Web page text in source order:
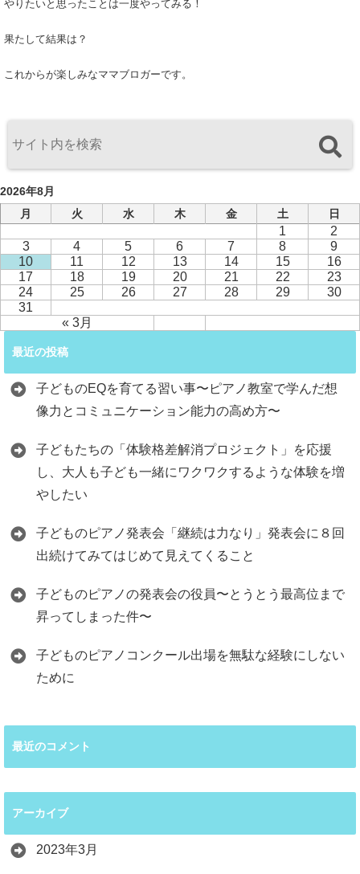
やりたいと思ったことは一度やってみる！
果たして結果は？
これからが楽しみなママブロガーです。
2026年8月
月
火 水 木 金 土 日
« 3月
1
2
3
4 5 6 7 8
9
10
11 12 13 14 15
16
17
18 19 20 21 22
23
24
25 26 27 28 29
30
31
最近の投稿
子どものEQを育てる習い事〜ピアノ教室で学んだ想
像力とコミュニケーション能力の高め方〜
子どもたちの「体験格差解消プロジェクト」を応援
し、大人も子ども一緒にワクワクするような体験を増
やしたい
子どものピアノ発表会「継続は力なり」発表会に８回
出続けてみてはじめて見えてくること
子どものピアノの発表会の役員〜とうとう最高位まで
昇ってしまった件〜
子どものピアノコンクール出場を無駄な経験にしない
ために
最近のコメント
アーカイブ
2023年3月